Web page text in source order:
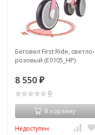
Беговел First Ride, светло-
розовый (E0105_HP)
8 550 ₽
0
В корзину
Недоступен